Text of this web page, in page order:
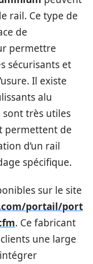
rail. Ce type de
de
permettre
sécurisants et
Il existe
alu
sont très utiles
permettent de
d’un rail
spécifique.
sur le site
portail/port
. Ce fabricant
une large